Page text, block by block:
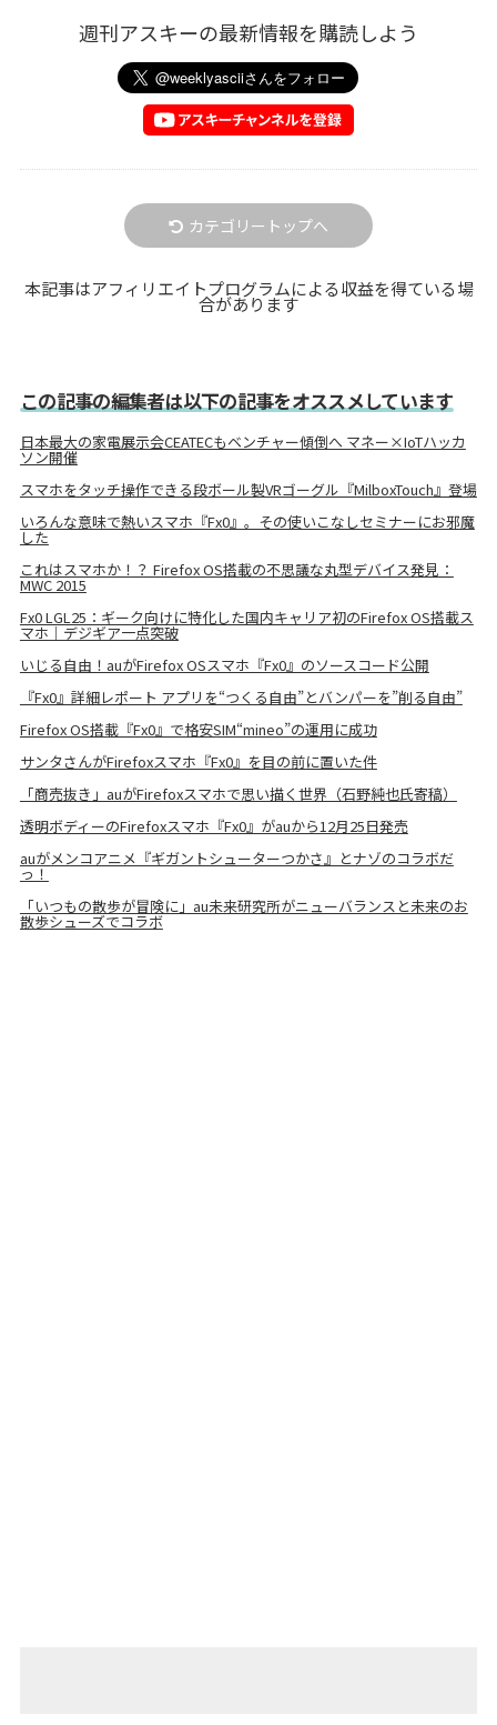
週刊アスキーの最新情報を購読しよう
カテゴリートップへ
本記事はアフィリエイトプログラムによる収益を得ている場
合があります
この記事の編集者は以下の記事をオススメしています
日本最大の家電展示会CEATECもベンチャー傾倒へ マネー×IoTハッカ
ソン開催
スマホをタッチ操作できる段ボール製VRゴーグル『MilboxTouch』登場
いろんな意味で熱いスマホ『Fx0』。その使いこなしセミナーにお邪魔
した
これはスマホか！？ Firefox OS搭載の不思議な丸型デバイス発見：
MWC 2015
Fx0 LGL25：ギーク向けに特化した国内キャリア初のFirefox OS搭載ス
マホ｜デジギア一点突破
いじる自由！auがFirefox OSスマホ『Fx0』のソースコード公開
『Fx0』詳細レポート アプリを“つくる自由”とバンパーを”削る自由”
Firefox OS搭載『Fx0』で格安SIM“mineo”の運用に成功
サンタさんがFirefoxスマホ『Fx0』を目の前に置いた件
「商売抜き」auがFirefoxスマホで思い描く世界（石野純也氏寄稿）
透明ボディーのFirefoxスマホ『Fx0』がauから12月25日発売
auがメンコアニメ『ギガントシューターつかさ』とナゾのコラボだ
っ！
「いつもの散歩が冒険に」au未来研究所がニューバランスと未来のお
散歩シューズでコラボ